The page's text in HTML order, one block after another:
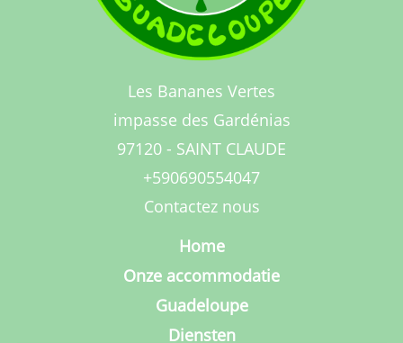
Les Bananes Vertes
impasse des Gardénias
97120 - SAINT CLAUDE
+590690554047
Contactez nous
Home
Onze accommodatie
Guadeloupe
Diensten